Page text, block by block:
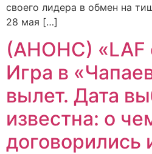
своего лидера в обмен на
28 мая […]
(АНОНС) «LAF
Игра в
вылет. Дата
известна: о
договорились